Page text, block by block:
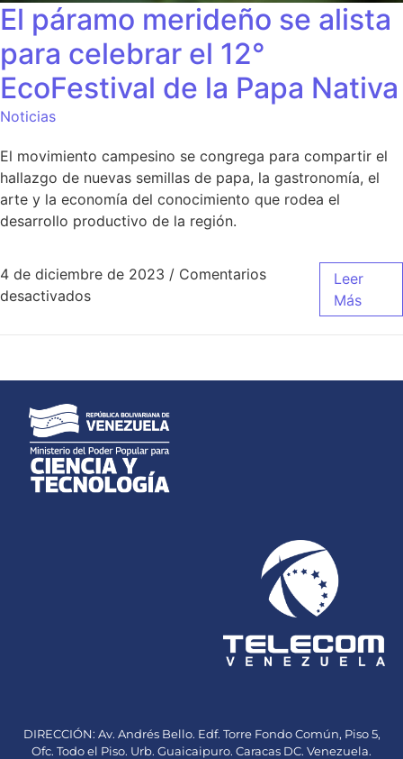
El páramo merideño se alista
para celebrar el 12°
EcoFestival de la Papa Nativa
Noticias
El movimiento campesino se congrega para compartir el
hallazgo de nuevas semillas de papa, la gastronomía, el
arte y la economía del conocimiento que rodea el
desarrollo productivo de la región.
4 de diciembre de 2023 / Comentarios
desactivados
Leer
Más
DIRECCIÓN: Av. Andrés Bello. Edf. Torre Fondo Común, Piso 5,
Ofc. Todo el Piso. Urb. Guaicaipuro. Caracas DC. Venezuela.